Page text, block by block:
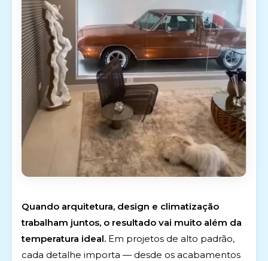
Quando arquitetura, design e climatização
trabalham juntos, o resultado vai muito além da
temperatura ideal. Em projetos de alto padrão,
cada detalhe importa — desde os acabamentos